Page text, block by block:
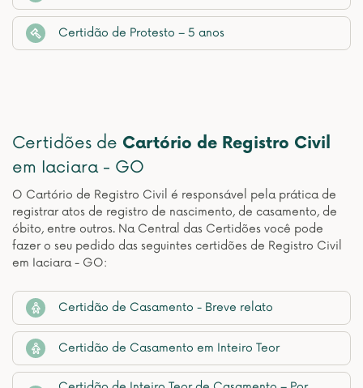
Certidão de Protesto – 5 anos
Certidões de Cartório de Registro Civil
em Iaciara - GO
O Cartório de Registro Civil é responsável pela prática de
registrar atos de registro de nascimento, de casamento, de
óbito, entre outros. Na Central das Certidões você pode
fazer o seu pedido das seguintes certidões de Registro Civil
em Iaciara - GO:
Certidão de Casamento - Breve relato
Certidão de Casamento em Inteiro Teor